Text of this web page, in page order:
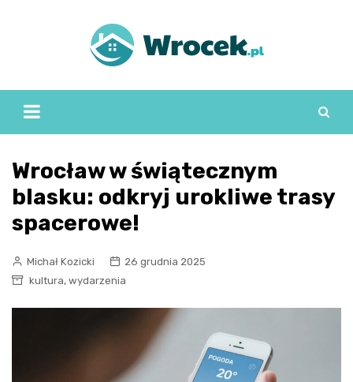
Wrocław w świątecznym
blasku: odkryj urokliwe trasy
spacerowe!
Michał Kozicki
26 grudnia 2025
kultura, wydarzenia